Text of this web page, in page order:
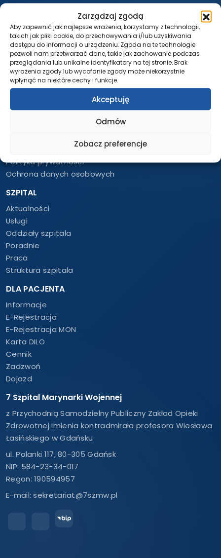
Zarządzaj zgodą
Aby zapewnić jak najlepsze wrażenia, korzystamy z technologii,
takich jak pliki cookie, do przechowywania i/lub uzyskiwania
dostępu do informacji o urządzeniu. Zgoda na te technologie
pozwoli nam przetwarzać dane, takie jak zachowanie podczas
przeglądania lub unikalne identyfikatory na tej stronie. Brak
wyrażenia zgody lub wycofanie zgody może niekorzystnie
wpłynąć na niektóre cechy i funkcje.
Akceptuję
Odmów
Zobacz preferencje
tel.:785 773 020
LABORATORIUM – DIAGNOSTYKA
Całodobowo
tel.:58 552 62 84
tel.:261 21 62 84
O NAS
Zespół
Deklaracja dostępności
Polityka prywatności
Ochrona danych osobowych
SZPITAL
Aktualności
Usługi
Oddziały szpitala
Poradnie
Praca
Struktura szpitala
DLA PACJENTA
Informacje
E-Rejestracja
E-Rejestracja MON
Karta DILO
Cennik
Zadzwoń
Dojazd
7 Szpital Marynarki Wojennej
z Przychodnią Samodzielny Publiczny Zakład Opieki
Zdrowotnej imienia kontradmirała profesora Wiesława
Łasińskiego w Gdańsku
ul. Polanki 117, 80-305 Gdańsk
NIP: 584-23-34-017
Regon: 190594957
E-mail:sekretariat@7szmw.pl